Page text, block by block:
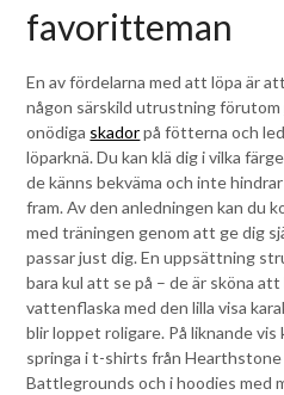
favoritteman
En av fördelarna med att löpa är
någon särskild utrustning förutom
onödiga skadorpå fötterna och
löparknä. Du kan klä dig i vilka
de känns bekväma och inte
fram. Av den anledningen kan du
med träningen genom att ge dig
passar just dig. En uppsättning
bara kul att se på – de är sköna
vattenflaska med den lilla visa
blir loppet roligare. På liknande
springa i t-shirts från Hearthstone
Battlegrounds och i hoodies med